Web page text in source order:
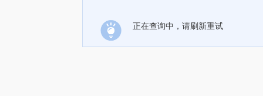
正在查询中，请刷新重试